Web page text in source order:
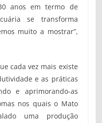
anos em termo de
se transforma
muito a mostrar”,
cada vez mais existe
e as práticas
e aprimorando-as
nos quais o Mato
uma produção